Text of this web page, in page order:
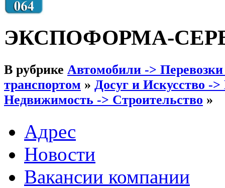
ЭКСПОФОРМА-
В рубрике Автомобили ->
транспортом » Досуг и Искусство -
Недвижимость -> Строительство »
Адрес
Новости
Вакансии компании